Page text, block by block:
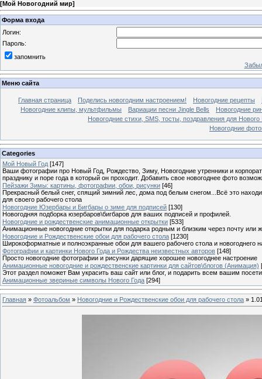
[Мой Новогодний мир]
Форма входа
Логин:
Пароль:
запомнить
Меню сайта
Главная страница Поделись новогодним настроением! Новогодние рецепты
Новогодние клипы, мультфильмы
Вариации песни Jingle Bells
Новогодние
Новогодние стихи, SMS, тосты, поздравления для
Новогодние
Categories
Мой Новый Год [147]
Ваши фотографии про Новый Год, Рождество, Зиму, Новогодние утренники и
празднику и поре года в который он проходит. Добавить свое новогоднее фото
Пейзажи Зимы: картины, фотографии, обои, рисунки [46]
Прекрасный белый снег, спящий зимний лес, дома под белым снегом...Всё это
для своего рабочего стола
Новогодние Юзербары и Бигбары о зиме для подписей [130]
Новогодняя подборка юзербаров\бигбаров для ваших подписей и профилей.
Новогодние и рождественские анимационные открытки [533]
Анимационные новогодние открытки для подарка родным и близким через почту или
Новогодние и Рождественские обои для рабочего стола [1230]
Широкоформатные и полноэкранные обои для вашего рабочего стола и новогоднего
Фотографии и картинки Нового Года и Рождества неизвестных авторов [148]
Просто новогодние фотографии и рисунки дарящие хорошее новогоднее настроение
Анимационные новогодние и рождественские картинки для сайтов\блогов (Анимация)
Этот раздел поможет Вам украсить ваш сайт или блог, и подарить всем вашим
Анимационные звериные символы Нового Года [294]
Главная » Фотоальбом » Новогодние и Рождественские обои для рабочего стола »